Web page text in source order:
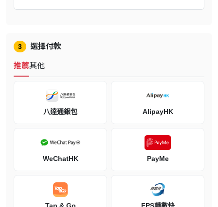
WAR 和 STRIFE 還是從伊甸園事件中受益，並被賦予新的任務 - 神
秘狡詐的惡魔君主 LUCIFER 透過授予力量給穿越地獄的大惡魔來密
威脅要永遠瓦解平衡、破壞整個創世的錯綜複雜惡魔陰謀對抗。
《DARKSIDERS: GENESIS》是一款動作/冒險遊戲，槍砲轟鳴、刀
劍揮舞，穿越成群的惡魔、天使，以及通往地獄路上遭遇的一切。
《Genesis》讓玩家首代見證初始遊戲之前的《DARKSIDERS》世
3 選擇付款
推薦其他
八達通銀包 AlipayHK
WeChatHK PayMe